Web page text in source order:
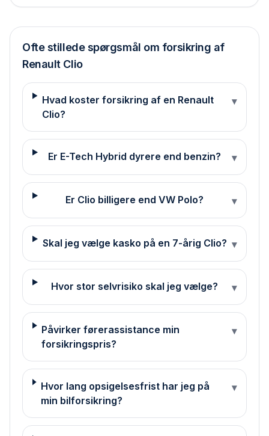
Ofte stillede spørgsmål om forsikring af
Renault Clio
Hvad koster forsikring af en Renault
Clio?
▾
Er E-Tech Hybrid dyrere end benzin? ▾
Er Clio billigere end VW Polo? ▾
Skal jeg vælge kasko på en 7-årig Clio? ▾
Hvor stor selvrisiko skal jeg vælge? ▾
Påvirker førerassistance min
forsikringspris?
▾
Hvor lang opsigelsesfrist har jeg på
min bilforsikring?
▾